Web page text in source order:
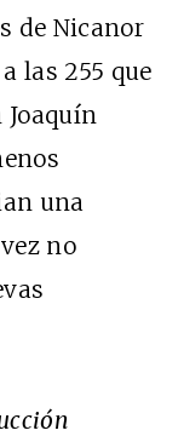
de Nicanor
las 255 que
una
no